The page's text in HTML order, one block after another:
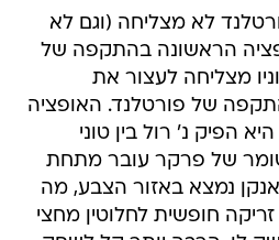
לא מצליחה (וגם לא
הראשונה בהתקפה של
מצליחה לעצור את
של פורטלנד. האופציה
הפיק נ' רול בין טוני
של פרקר עובר מתחת
נמצא באזור הצבע, מה
חופשית לחלוטין מחצי